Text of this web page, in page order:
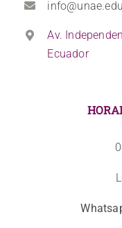
Av.
Ecuador